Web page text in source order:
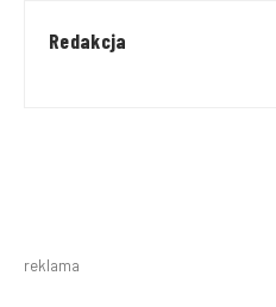
Redakcja
reklama